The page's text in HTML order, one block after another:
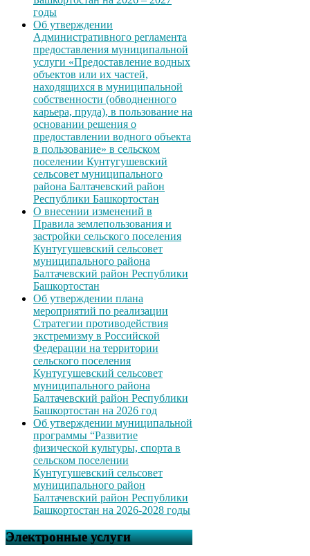
годы
Об утверждении
Административного регламента
предоставления муниципальной
услуги «Предоставление водных
объектов или их частей,
находящихся в муниципальной
собственности (обводненного
карьера, пруда), в пользование на
основании решения о
предоставлении водного объекта
в пользование» в сельском
поселении Кунтугушевский
сельсовет муниципального
района Балтачевский район
Республики Башкортостан
О внесении изменений в
Правила землепользования и
застройки сельского поселения
Кунтугушевский сельсовет
муниципального района
Балтачевский район Республики
Башкортостан
Об утверждении плана
мероприятий по реализации
Стратегии противодействия
экстремизму в Российской
Федерации на территории
сельского поселения
Кунтугушевский сельсовет
муниципального района
Балтачевский район Республики
Башкортостан на 2026 год
Об утверждении муниципальной
программы “Развитие
физической культуры, спорта в
сельском поселении
Кунтугушевский сельсовет
муниципального район
Балтачевский район Республики
Башкортостан на 2026-2028 годы
Электронные услуги